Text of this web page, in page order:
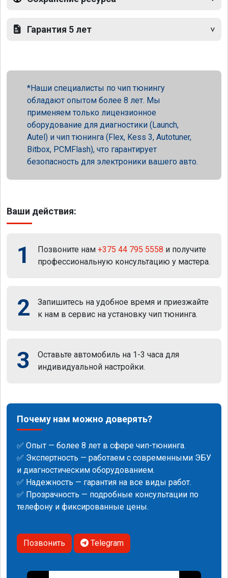
Гарантия 5 лет
Наши специалисты по чип тюнингу
обладают опытом более 8 лет. Мы
применяем только лицензионное
оборудование для диагностики (Launch,
Autel) и чип тюнинга (Flex, Kess 3, Autotuner,
Bitbox, PCMFlash), что гарантирует
безопасность для электроники вашего авто.
Ваши действия:
1 Позвоните нам +375 44 795 5558 и получите
профессиональную консультацию у мастера.
2
Запишитесь на удобное время и приезжайте
к нам в сервис на установку чип тюнинга.
3
Оставьте автомобиль на 1-3 часа для
индивидуальной настройки.
Почему нам можно доверять?
✅ Опыт — более 8 лет в сфере чип-тюнинга.
✅ Экспертность — работаем с современными ЭБУ
и диагностическим оборудованием.
✅ Надежность — гарантия на все виды работ.
✅ Прозрачность — подробные консультации по
телефону и фиксированные цены.
Позвонить Telegram